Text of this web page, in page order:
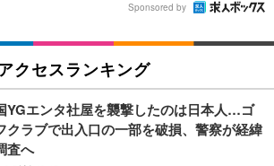
Sponsored by
クセスランキング
YGエンタ社屋を襲撃したのは日本人…ゴ
クラブで出入口の一部を破損、警察が経緯
査へ